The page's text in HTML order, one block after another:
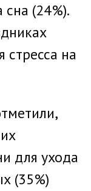
(24%).
стресса на
для ухода
(35%)